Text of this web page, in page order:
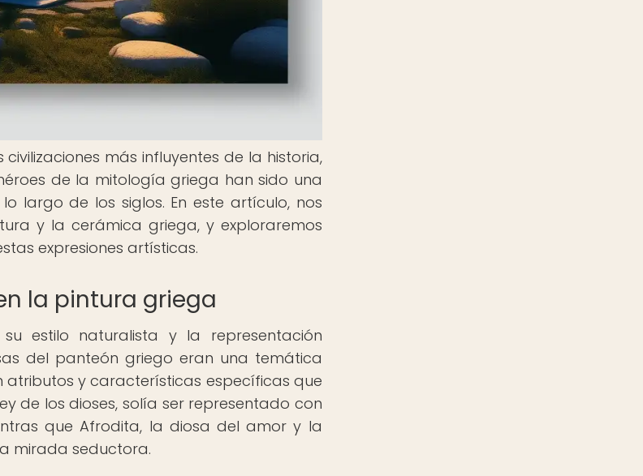
más influyentes de la historia,
de la mitología griega han sido una
largo de los siglos. En este artículo, nos
y la cerámica griega, y exploraremos
expresiones artísticas.
la pintura griega
estilo naturalista y la representación
del panteón griego eran una temática
atributos y características específicas que
de los dioses, solía ser representado con
que Afrodita, la diosa del amor y la
mirada seductora.